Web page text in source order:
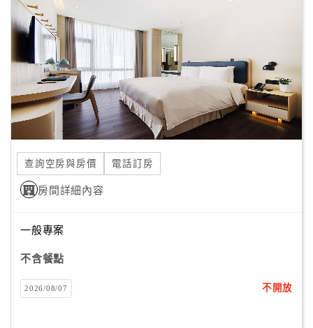
服
絡
單
Line
線
上
利
查詢空房與房價 電話訂房
房間詳細內容
一般專案
不含餐點
2026/08/07 不開放